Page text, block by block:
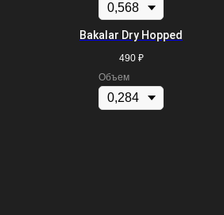
Bakalar Dry Hopped
490 ₽
Объем